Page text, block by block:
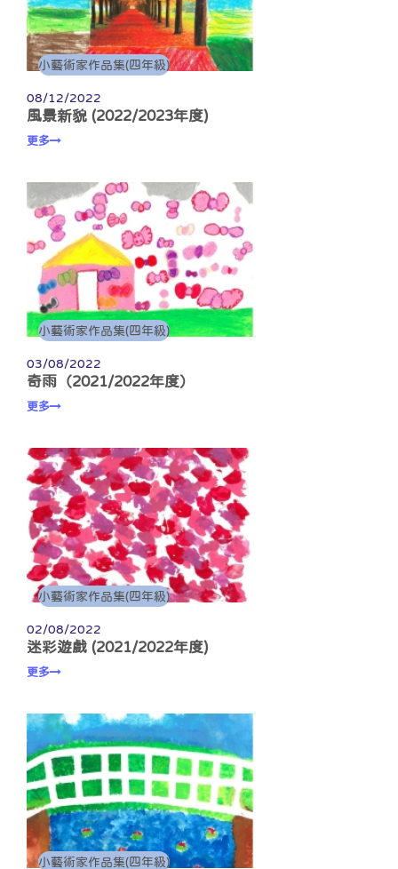
小藝術家作品集(四年級)
08/12/2022
風景新貌 (2022/2023年度)
更多
小藝術家作品集(四年級)
03/08/2022
奇雨（2021/2022年度）
更多
小藝術家作品集(四年級)
02/08/2022
迷彩遊戲 (2021/2022年度)
更多
小藝術家作品集(四年級)